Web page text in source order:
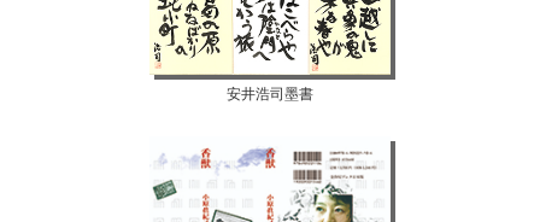
安井浩司墨書